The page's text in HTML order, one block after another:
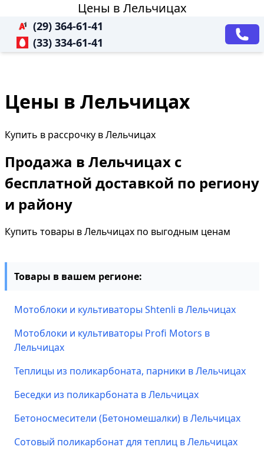
Цены в Лельчицах
(29) 364-61-41
(33) 334-61-41
Цены в Лельчицах
Купить в рассрочку в Лельчицах
Продажа в Лельчицах с
бесплатной доставкой по региону
и району
Купить товары в Лельчицах по выгодным ценам
Товары в вашем регионе:
Мотоблоки и культиваторы Shtenli в Лельчицах
Мотоблоки и культиваторы Profi Motors в
Лельчицах
Теплицы из поликарбоната, парники в Лельчицах
Беседки из поликарбоната в Лельчицах
Бетоносмесители (Бетономешалки) в Лельчицах
Сотовый поликарбонат для теплиц в Лельчицах